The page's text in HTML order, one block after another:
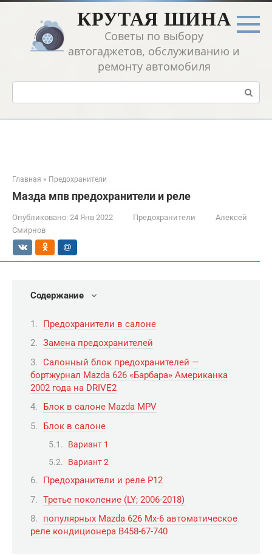
Перейти
контенту
КРУТАЯ ШИНА
Советы по выбору
автогаджетов, обслуживанию и
ремонту автомобиля
Поиск:
Главная » Предохранители
Мазда мпв предохранители и реле
Опубликовано: 24 Янв 2022 Предохранители
Алексей
Смирнов
Содержание
Предохранители в салоне
Замена предохранителей
Салонный блок предохранителей —
бортжурнал Mazda 626 «Барбара» Американка
2002 года на DRIVE2
Блок в салоне Mazda MPV
Блок в салоне
Вариант 1
Вариант 2
Предохранители и реле Р12
Третье поколение (LY; 2006-2018)
популярных Mazda 626 Mx-6 автоматическое
реле кондиционера B458-67-740